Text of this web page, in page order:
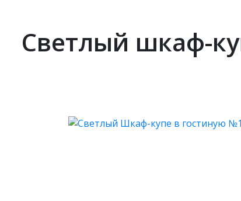
Светлый шкаф-